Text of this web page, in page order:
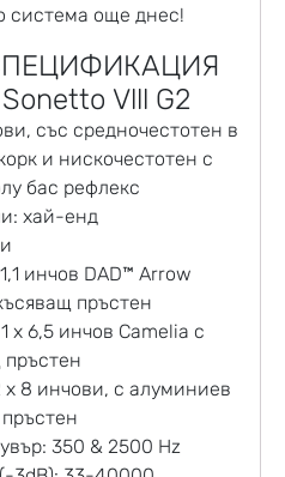
система още днес!
Vlll G2
със средночестотен в
и нискочестотен с
бас рефлекс
хай-енд
инчов DAD™ Arrow
пръстен
x 6,5 инчов Camelia с
x 8 инчови, с алуминиев
350 & 2500 Hz